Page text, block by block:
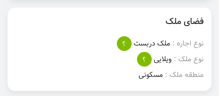
فضای ملک
نوع اجاره : ملک دربست
؟
نوع ملک : ویلایی
؟
منطقه ملک : مسکونی